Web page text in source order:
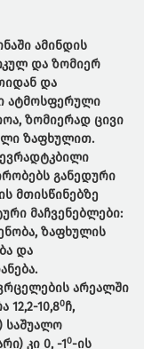
ამინდის
და ზომიერ
და
ატმოსფერული
ზომიერად ცივი
ზაფხულით.
განედური
მთისწინებზე
მაჩვენებლები:
ზაფხულის
და
არეალში
10,80ჩ,
საშუალო
კი 0, -10-ის